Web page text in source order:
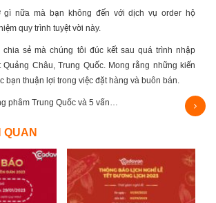
gì nữa mà bạn không đến với dịch vụ order hộ
quy trình tuyệt vời này.
sẻ mà chúng tôi đúc kết sau quá trình nhập
Quảng Châu, Trung Quốc. Mong rằng những kiến
bạn thuận lợi trong việc đặt hàng và buôn bán.
Tổng hợp link 1688 theo ngành hàng - Cách
QUAN